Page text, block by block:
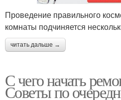
Проведение правильного
комнаты подчиняется
читать дальше →
С чего начать
Советы по